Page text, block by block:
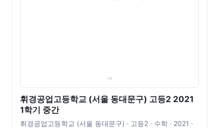
휘경공업고등학교 (서울 동대문구) 고등2 2021
1학기 중간
휘경공업고등학교 (서울 동대문구) · 고등2 · 수학 · 2021 ·